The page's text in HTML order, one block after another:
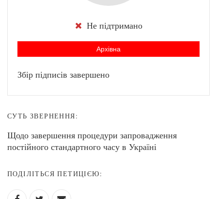
Не підтримано
Архівна
Збір підписів завершено
СУТЬ ЗВЕРНЕННЯ:
Щодо завершення процедури запровадження
постійного стандартного часу в Україні
ПОДІЛІТЬСЯ ПЕТИЦІЄЮ: